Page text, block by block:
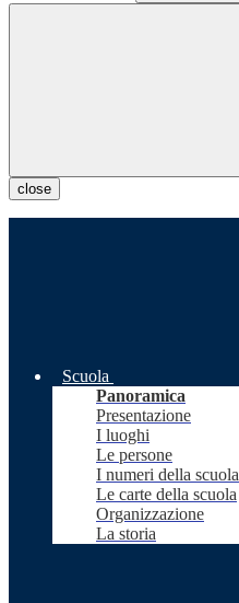
close
Scuola
Panoramica
Presentazione
I luoghi
Le persone
I numeri della scuola
Le carte della scuola
Organizzazione
La storia